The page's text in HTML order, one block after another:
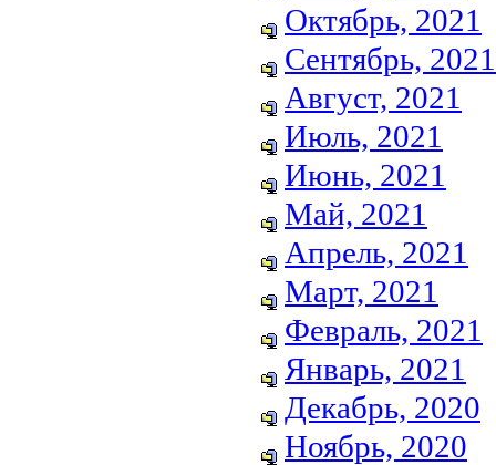
Октябрь, 2021
Сентябрь, 2021
Август, 2021
Июль, 2021
Июнь, 2021
Май, 2021
Апрель, 2021
Март, 2021
Февраль, 2021
Январь, 2021
Декабрь, 2020
Ноябрь, 2020